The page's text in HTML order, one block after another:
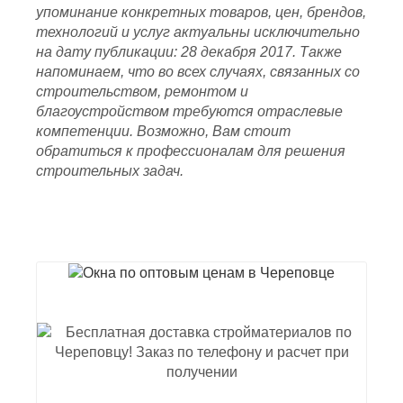
упоминание конкретных товаров, цен, брендов,
технологий и услуг актуальны исключительно
на дату публикации: 28 декабря 2017. Также
напоминаем, что во всех случаях, связанных со
строительством, ремонтом и
благоустройством требуются отраслевые
компетенции. Возможно, Вам стоит
обратиться к профессионалам для решения
строительных задач.